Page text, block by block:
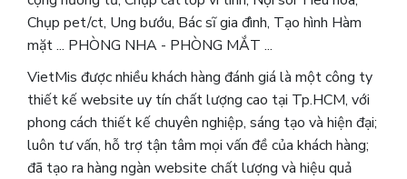
Chụp pet/ct, Ung bướu, Bác sĩ gia đình, Tạo hình Hàm
mặt ... PHÒNG NHA - PHÒNG MẮT ...
VietMis được nhiều khách hàng đánh giá là một công ty
thiết kế website uy tín chất lượng cao tại Tp.HCM, với
phong cách thiết kế chuyên nghiệp, sáng tạo và hiện đại;
luôn tư vấn, hỗ trợ tận tâm mọi vấn đề của khách hàng;
đã tạo ra hàng ngàn website chất lượng và hiệu quả